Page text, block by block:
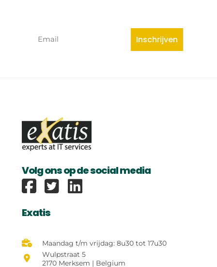
Inschrijven
Volg ons op de social media
Exatis Facebook
Exatis
Maandag t/m vrijdag: 8u30 tot 17u30
Wulpstraat 5
2170 Merksem | Belgium